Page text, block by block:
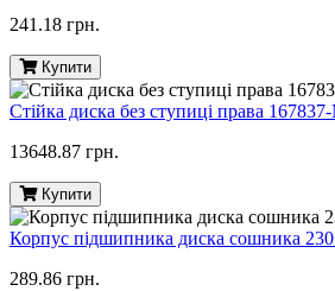
241.18 грн.
Купити
Стійка диска без ступиці права
13648.87 грн.
Купити
Корпус підшипника диска сошника
289.86 грн.